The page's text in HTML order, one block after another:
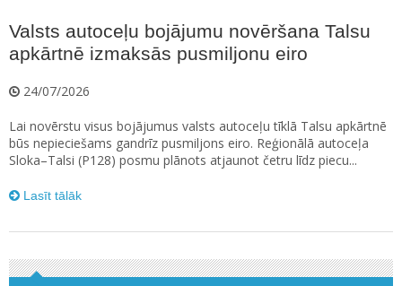
Valsts autoceļu bojājumu novēršana Talsu
apkārtnē izmaksās pusmiljonu eiro
24/07/2026
Lai novērstu visus bojājumus valsts autoceļu tīklā Talsu apkārtnē
būs nepieciešams gandrīz pusmiljons eiro. Reģionālā autoceļa
Sloka–Talsi (P128) posmu plānots atjaunot četru līdz piecu...
Lasīt tālāk